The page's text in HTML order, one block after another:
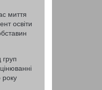
миття
освіти
року